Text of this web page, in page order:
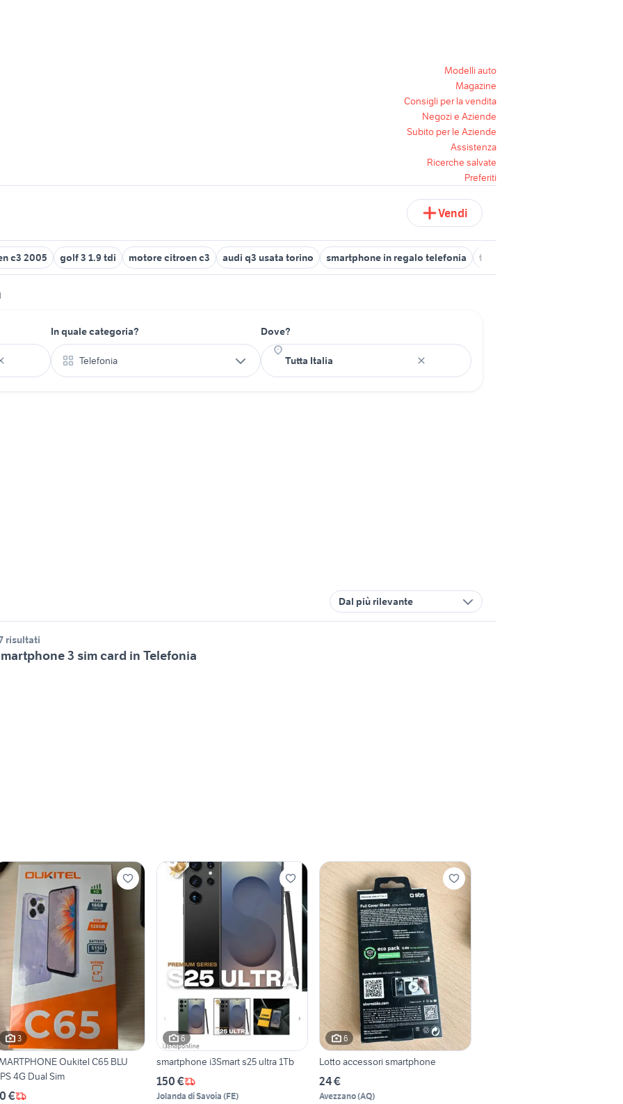
Modelli auto
Magazine
Consigli per la vendita
Negozi e Aziende
Subito per le Aziende
Assistenza
Ricerche salvate
Preferiti
Vendi
c3 2005 golf 3 1.9 tdi motore citroen c3 audi q3 usata torino smartphone in regalo telefonia tavolo 3 metri fisso
In quale categoria?
Telefonia
Dove?
Dal più rilevante
risultati
3 sim card in Telefonia
3
Oukitel C65 BLU
4G Dual Sim
€
6
smartphone i3Smart s25 ultra 1Tb
150 €
Jolanda di Savoia (FE)
6
Lotto accessori smartphone
24 €
Avezzano(AQ)